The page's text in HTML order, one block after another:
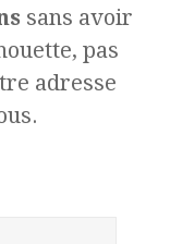
sans avoir
pas
adresse